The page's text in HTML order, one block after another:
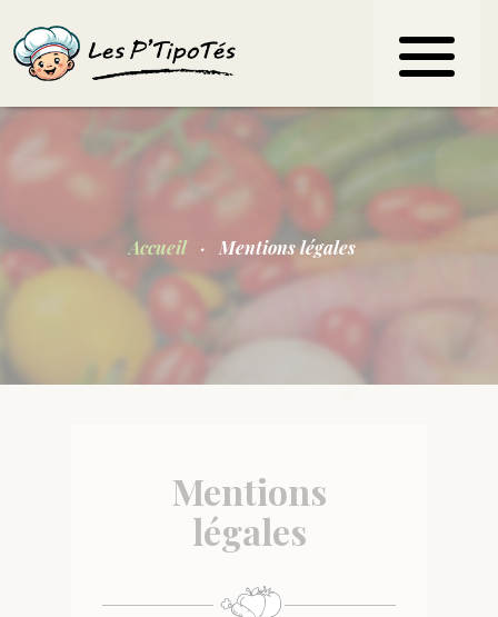
Accueil Mentions légales
Mentions
légales